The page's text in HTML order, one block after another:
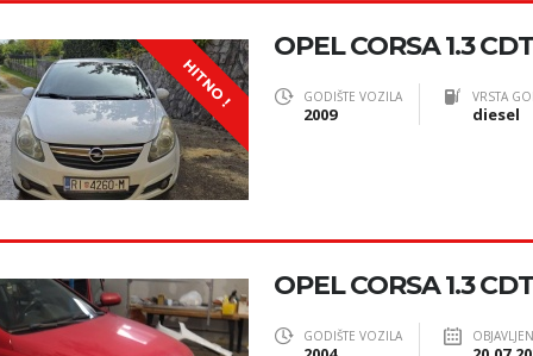
HITNO !
OPEL CORSA 1.3
GODIŠTE VOZILA
2009
VRSTA
diesel
OPEL CORSA 1.3
GODIŠTE VOZILA OBJAVLJEN